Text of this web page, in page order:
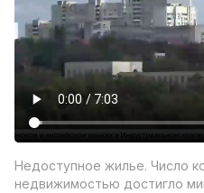
Недоступное жилье. Число
недвижимостью достигло